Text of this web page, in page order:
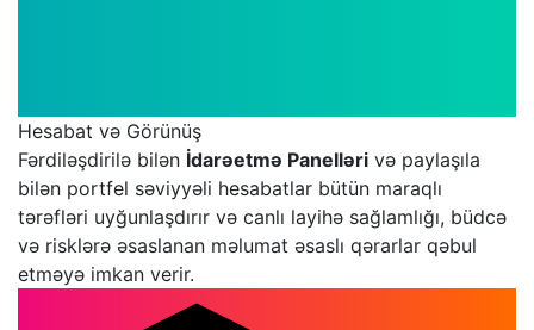
Hesabat və Görünüş
Fərdiləşdirilə bilən İdarəetmə Panelləri və paylaşıla
bilən portfel səviyyəli hesabatlar bütün maraqlı
tərəfləri uyğunlaşdırır və canlı layihə sağlamlığı, büdcə
və risklərə əsaslanan məlumat əsaslı qərarlar qəbul
etməyə imkan verir.